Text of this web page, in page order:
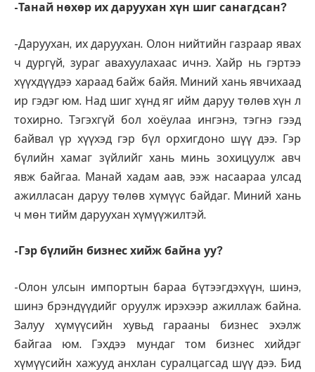
-Танай нөхөр их даруухан хүн шиг санагдсан?
-Даруухан, их даруухан. Олон нийтийн газраар явах
ч дургүй, зураг авахуулахаас ичнэ. Хайр нь гэртээ
хүүхдүүдээ хараад байж байя. Миний хань явчихаад
ир гэдэг юм. Над шиг хүнд яг ийм даруу төлөв хүн л
тохирно. Тэгэхгүй бол хоёулаа ингэнэ, тэгнэ гээд
байвал үр хүүхэд гэр бүл орхигдоно шүү дээ. Гэр
бүлийн хамаг зүйлийг хань минь зохицуулж авч
явж байгаа. Манай хадам аав, ээж насаараа улсад
ажилласан даруу төлөв хүмүүс байдаг. Миний хань
ч мөн тийм даруухан хүмүүжилтэй.
-Гэр бүлийн бизнес хийж байна уу?
-Олон улсын импортын бараа бүтээгдэхүүн, шинэ,
шинэ брэндүүдийг оруулж ирэхээр ажиллаж байна.
Залуу хүмүүсийн хувьд гарааны бизнес эхэлж
байгаа юм. Гэхдээ мундаг том бизнес хийдэг
хүмүүсийн хажууд анхлан суралцагсад шүү дээ. Бид